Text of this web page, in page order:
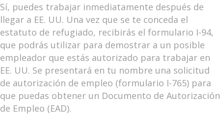
Sí, puedes trabajar inmediatamente después de
llegar a EE. UU. Una vez que se te conceda el
estatuto de refugiado, recibirás el formulario I-94,
que podrás utilizar para demostrar a un posible
empleador que estás autorizado para trabajar en
EE. UU. Se presentará en tu nombre una solicitud
de autorización de empleo (formulario I-765) para
que puedas obtener un Documento de Autorización
de Empleo (EAD).